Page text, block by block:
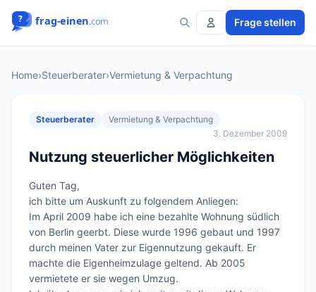
Frage stellen
Home›Steuerberater›Vermietung & Verpachtung
Steuerberater
Vermietung & Verpachtung
3. Dezember 2009
Nutzung steuerlicher Möglichkeiten
Guten Tag,
ich bitte um Auskunft zu folgendem Anliegen:
Im April 2009 habe ich eine bezahlte Wohnung südlich
von Berlin geerbt. Diese wurde 1996 gebaut und 1997
durch meinen Vater zur Eigennutzung gekauft. Er
machte die Eigenheimzulage geltend. Ab 2005
vermietete er sie wegen Umzug.